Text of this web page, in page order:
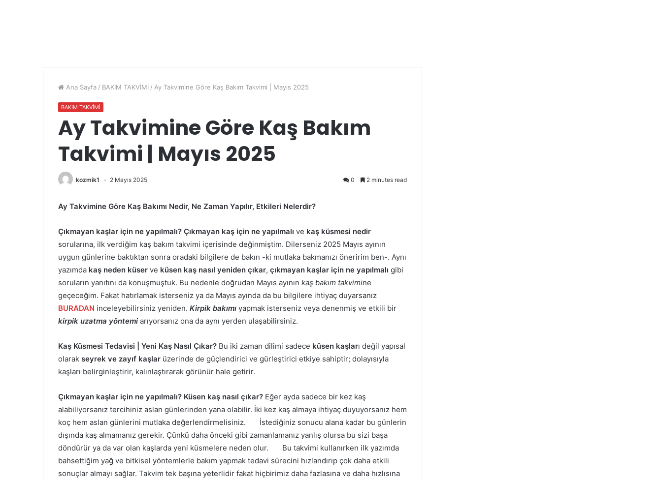
Ana Sayfa / BAKIM TAKVİMİ / Ay Takvimine Göre Kaş Bakım Takvimi | Mayıs 2025
BAKIM TAKVİMİ
Ay Takvimine Göre Kaş Bakım
Takvimi | Mayıs 2025
kozmik1 2 Mayıs 2025 0 2 minutes read
Ay Takvimine Göre Kaş Bakımı Nedir, Ne Zaman Yapılır, Etkileri Nelerdir?
Çıkmayan kaşlar için ne yapılmalı? Çıkmayan kaş için ne yapılmalı ve kaş küsmesi nedir
sorularına, ilk verdiğim kaş bakım takvimi içerisinde değinmiştim. Dilerseniz 2025 Mayıs ayının
uygun günlerine baktıktan sonra oradaki bilgilere de bakın -ki mutlaka bakmanızı öneririm ben-. Aynı
yazımda kaş neden küser ve küsen kaş nasıl yeniden çıkar, çıkmayan kaşlar için ne yapılmalı gibi
soruların yanıtını da konuşmuştuk. Bu nedenle doğrudan Mayıs ayının kaş bakım takvimine
geçeceğim. Fakat hatırlamak isterseniz ya da Mayıs ayında da bu bilgilere ihtiyaç duyarsanız
BURADAN inceleyebilirsiniz yeniden. Kirpik bakımı yapmak isterseniz veya denenmiş ve etkili bir
kirpik uzatma yöntemi arıyorsanız ona da aynı yerden ulaşabilirsiniz.
Kaş Küsmesi Tedavisi | Yeni Kaş Nasıl Çıkar? Bu iki zaman dilimi sadece küsen kaşları değil yapısal
olarak seyrek ve zayıf kaşlar üzerinde de güçlendirici ve gürleştirici etkiye sahiptir; dolayısıyla
kaşları belirginleştirir, kalınlaştırarak görünür hale getirir.
Çıkmayan kaşlar için ne yapılmalı? Küsen kaş nasıl çıkar? Eğer ayda sadece bir kez kaş
alabiliyorsanız tercihiniz aslan günlerinden yana olabilir. İki kez kaş almaya ihtiyaç duyuyorsanız hem
koç hem aslan günlerini mutlaka değerlendirmelisiniz. İstediğiniz sonucu alana kadar bu günlerin
dışında kaş almamanız gerekir. Çünkü daha önceki gibi zamanlamanız yanlış olursa bu sizi başa
döndürür ya da var olan kaşlarda yeni küsmelere neden olur. Bu takvimi kullanırken ilk yazımda
bahsettiğim yağ ve bitkisel yöntemlerle bakım yapmak tedavi sürecini hızlandırıp çok daha etkili
sonuçlar almayı sağlar. Takvim tek başına yeterlidir fakat hiçbirimiz daha fazlasına ve daha hızlısına